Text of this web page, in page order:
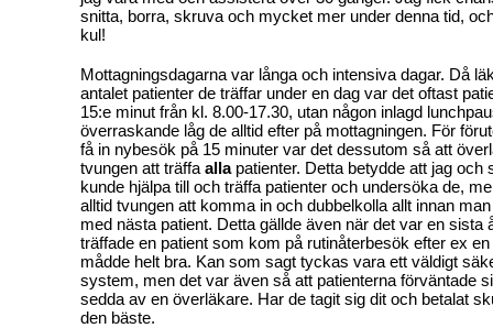
snitta, borra, skruva och mycket mer under denna tid,
kul!
Mottagningsdagarna var långa och intensiva dagar. Då
antalet patienter de träffar under en dag var det oftast
15:e minut från kl. 8.00-17.30, utan någon inlagd
överraskande låg de alltid efter på mottagningen. För
få in nybesök på 15 minuter var det dessutom så att
tvungen att träffa allapatienter. Detta betydde att jag och
kunde hjälpa till och träffa patienter och undersöka de,
alltid tvungen att komma in och dubbelkolla allt innan
med nästa patient. Detta gällde även när det var en sista
träffade en patient som kom på rutinåterbesök efter ex
mådde helt bra. Kan som sagt tyckas vara ett väldigt
system, men det var även så att patienterna förväntade
sedda av en överläkare. Har de tagit sig dit och betalat
den bäste.